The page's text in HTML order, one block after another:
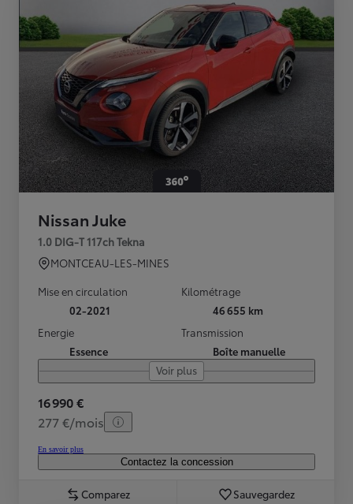
Nissan Juke
1.0 DIG-T 117ch Tekna
MONTCEAU-LES-MINES
Mise en circulation
02-2021
Kilométrage
46 655 km
Energie
Essence
Transmission
Boîte manuelle
Voir plus
16 990 €
277 €/mois
En savoir plus
Contactez la concession
Comparez Sauvegardez